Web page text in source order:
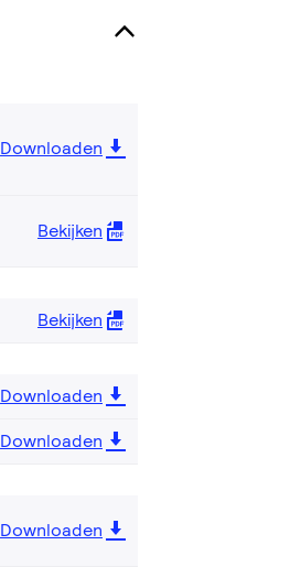
Downloaden
Bekijken
Bekijken
Downloaden
Downloaden
Downloaden